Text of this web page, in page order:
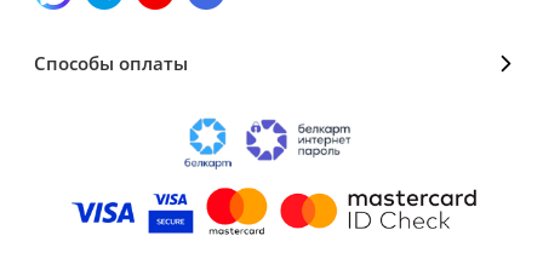
Способы оплаты